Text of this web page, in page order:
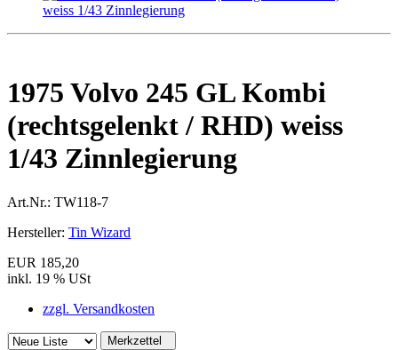
1975 Volvo 245 GL Kombi
(rechtsgelenkt / RHD) weiss
1/43 Zinnlegierung
Art.Nr.: TW118-7
Hersteller: Tin Wizard
EUR 185,20
inkl. 19 % USt
zzgl. Versandkosten
Merkzettel